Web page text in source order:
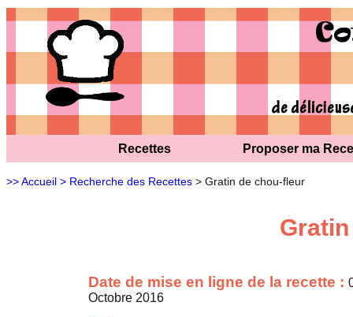
Recettes Proposer ma
>> Accueil > Recherche des Recettes > Gratin de chou-fleur
Date de mise en ligne de la recette :
Octobre 2016